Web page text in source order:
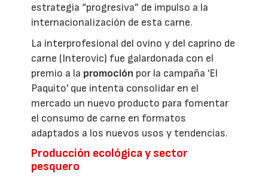
estrategia “progresiva” de impulso a la
internacionalización de esta carne.
La interprofesional del ovino y del caprino de
carne (Interovic) fue galardonada con el
premio a la promoción por la campaña 'El
Paquito' que intenta consolidar en el
mercado un nuevo producto para fomentar
el consumo de carne en formatos
adaptados a los nuevos usos y tendencias.
Producción ecológica y sector
pesquero